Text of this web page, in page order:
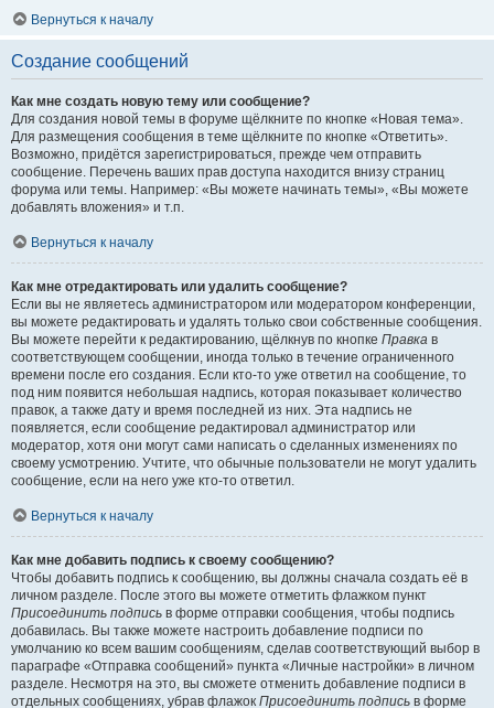
Вернуться к началу
Создание сообщений
Как мне создать новую тему или сообщение?
Для создания новой темы в форуме щёлкните по кнопке «Новая тема».
Для размещения сообщения в теме щёлкните по кнопке «Ответить».
Возможно, придётся зарегистрироваться, прежде чем отправить
сообщение. Перечень ваших прав доступа находится внизу страниц
форума или темы. Например: «Вы можете начинать темы», «Вы можете
добавлять вложения» и т.п.
Вернуться к началу
Как мне отредактировать или удалить сообщение?
Если вы не являетесь администратором или модератором конференции,
вы можете редактировать и удалять только свои собственные сообщения.
Вы можете перейти к редактированию, щёлкнув по кнопке Правка в
соответствующем сообщении, иногда только в течение ограниченного
времени после его создания. Если кто-то уже ответил на сообщение, то
под ним появится небольшая надпись, которая показывает количество
правок, а также дату и время последней из них. Эта надпись не
появляется, если сообщение редактировал администратор или
модератор, хотя они могут сами написать о сделанных изменениях по
своему усмотрению. Учтите, что обычные пользователи не могут удалить
сообщение, если на него уже кто-то ответил.
Вернуться к началу
Как мне добавить подпись к своему сообщению?
Чтобы добавить подпись к сообщению, вы должны сначала создать её в
личном разделе. После этого вы можете отметить флажком пункт
Присоединить подпись в форме отправки сообщения, чтобы подпись
добавилась. Вы также можете настроить добавление подписи по
умолчанию ко всем вашим сообщениям, сделав соответствующий выбор в
параграфе «Отправка сообщений» пункта «Личные настройки» в личном
разделе. Несмотря на это, вы сможете отменить добавление подписи в
отдельных сообщениях, убрав флажок Присоединить подпись в форме